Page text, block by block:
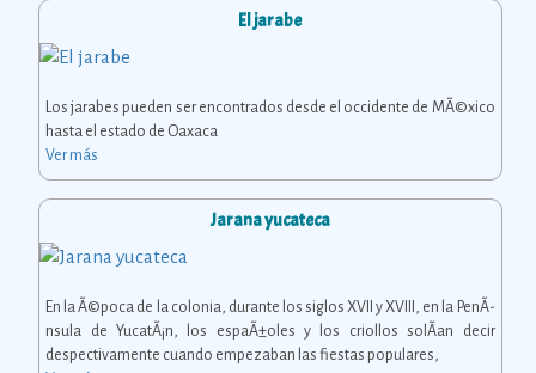
El jarabe
Los jarabes pueden ser encontrados desde el occidente de MÃ©xico
hasta el estado de Oaxaca
Ver más
Jarana yucateca
En la Ã©poca de la colonia, durante los siglos XVII y XVIII, en la PenÃ­
nsula de YucatÃ¡n, los espaÃ±oles y los criollos solÃ­an decir
despectivamente cuando empezaban las fiestas populares,